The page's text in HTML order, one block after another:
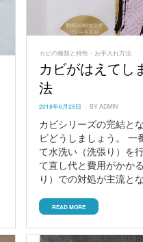
カビの種類と特性・お手入れ方法
カビがはえてし
法
POSTED
2018年6月25日 BYADMIN
カビシリーズの完結と
ビどうしましょう。 一
て水洗い（洗張り）を
て直し代と費用がかか
り）での対処が主流と
READ MORE